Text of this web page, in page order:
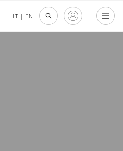
IT | EN